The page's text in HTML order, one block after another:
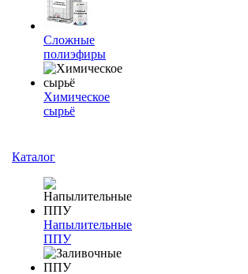
Сложные
полиэфиры
Химическое
сырьё
Каталог
Напылительные
ППУ